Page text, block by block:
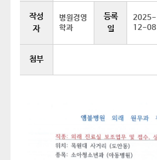
작성
자
병원경영
학과
등록
일
2025-
12-08
첨부